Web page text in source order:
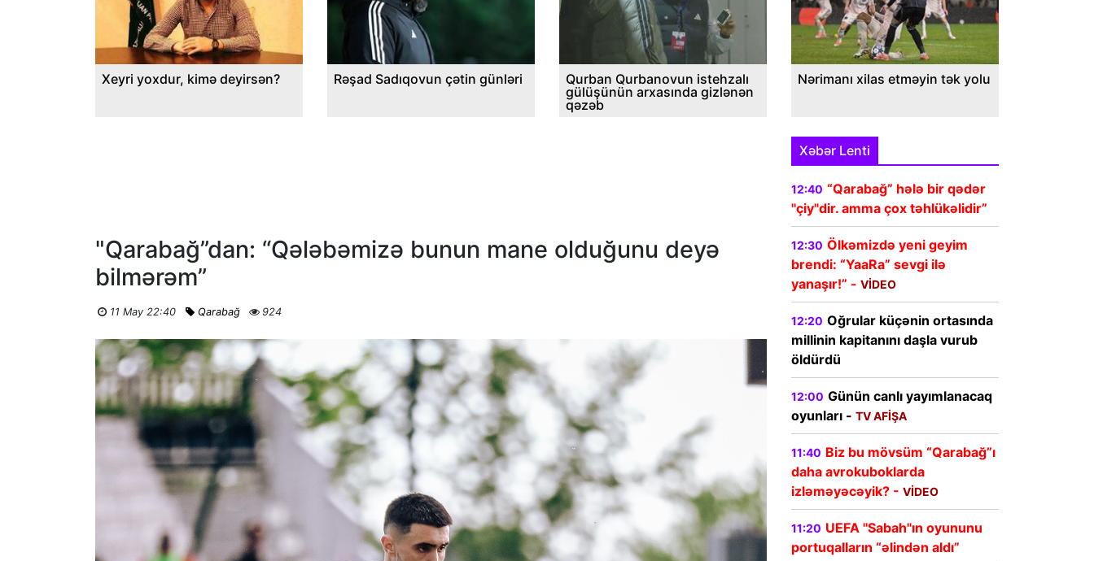
Xeyri yoxdur, kimə deyirsən? Rəşad Sadıqovun çətin günləri
Qurban Qurbanovun istehzalı
gülüşünün arxasında gizlənən
qəzəb
Nərimanı xilas etməyin tək yolu
"Qarabağ”dan: “Qələbəmizə bunun mane olduğunu deyə
bilmərəm”
11 May 22:40 Qarabağ 924
Xəbər Lenti
12:40 “Qarabağ” hələ bir qədər
"çiy"dir. amma çox təhlükəlidir”
12:30 Ölkəmizdə yeni geyim
brendi: “YaaRa” sevgi ilə
yanaşır!” - VİDEO
12:20 Oğrular küçənin ortasında
millinin kapitanını daşla vurub
öldürdü
12:00 Günün canlı yayımlanacaq
oyunları - TV AFİŞA
11:40 Biz bu mövsüm “Qarabağ”ı
daha avrokuboklarda
izləməyəcəyik? - VİDEO
11:20 UEFA "Sabah"ın oyununu
portuqalların “əlindən aldı”